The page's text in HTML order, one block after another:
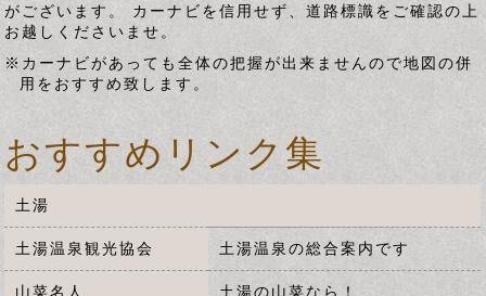
がございます。 カーナビを信用せず、道路標識をご確認の上
お越しくださいませ。
※カーナビがあっても全体の把握が出来ませんので地図の併
用をおすすめ致します。
おすすめリンク集
土湯
土湯温泉観光協会 土湯温泉の総合案内です
山菜名人 土湯の山菜なら！